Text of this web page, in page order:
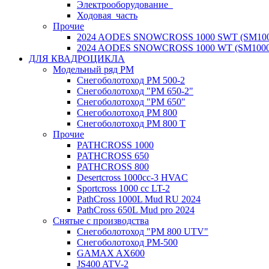
Электрооборудование_
Ходовая_часть
Прочие
2024 AODES SNOWCROSS 1000 SWT
2024 AODES SNOWCROSS 1000 WT
ДЛЯ КВАДРОЦИКЛА
Модельный ряд РМ
Снегоболотоход РМ 500-2
Снегоболотоход "РМ 650-2"
Снегоболотоход "РМ 650"
Снегоболотоход РМ 800
Снегоболотоход РМ 800 Т
Прочие
PATHCROSS 1000
PATHCROSS 650
PATHCROSS 800
Desertcross 1000cc-3 HVAC
Sportcross 1000 cc LT-2
PathCross 1000L Mud RU 2024
PathCross 650L Mud pro 2024
Снятые с производства
Снегоболотоход "РМ 800 UTV"
Снегоболотоход РМ-500
GAMAX AX600
JS400 ATV-2